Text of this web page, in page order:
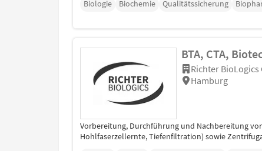
Biologie
Biochemie Qualitätssicherung
BTA, CTA,
Richter BioLogics
Hamburg
Vorbereitung, Durchführung und Nachbereitung
Hohlfaserzellernte, Tiefenfiltration) sowie